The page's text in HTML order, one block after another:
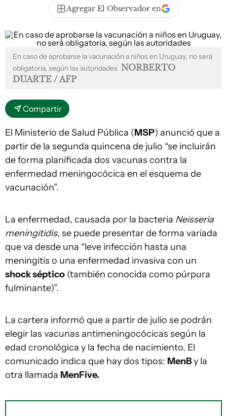
Agregar El Observador en
En caso de aprobarse la vacunación a niños en Uruguay, no será
obligatoria, según las autoridades NORBERTO
DUARTE / AFP
Compartir
El Ministerio de Salud Pública (MSP) anunció que a
partir de la segunda quincena de julio “se incluirán
de forma planificada dos vacunas contra la
enfermedad meningocócica en el esquema de
vacunación”.
La enfermedad, causada por la bacteria Neisseria
meningitidis, se puede presentar de forma variada
que va desde una “leve infección hasta una
meningitis o una enfermedad invasiva con un
shock séptico (también conocida como púrpura
fulminante)”.
La cartera informó que a partir de julio se podrán
elegir las vacunas antimeningocócicas según la
edad cronológica y la fecha de nacimiento. El
comunicado indica que hay dos tipos: MenBy la
otra llamada MenFive.